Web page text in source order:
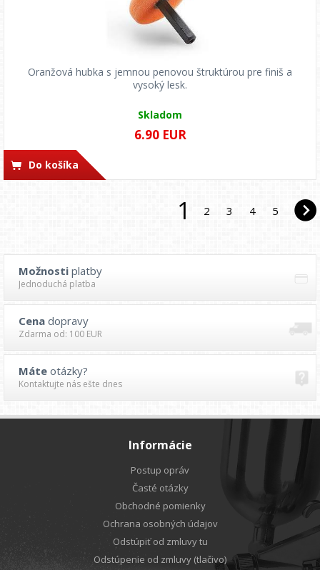
Oranžová hubka s jemnou penovou štruktúrou pre finiš a
vysoký lesk.
Skladom
6.90 EUR
Do košíka
1 2 3 4 5
Možnosti platby
Jednoduchá platba
Cena dopravy
Zdarma od: 100 EUR
Máte otázky?
Kontaktujte nás ešte dnes
Informácie
Postup opráv
Časté otázky
Obchodné pomienky
Ochrana osobných údajov
Odstúpiť od zmluvy tu
Odstúpenie od zmluvy (tlačivo)